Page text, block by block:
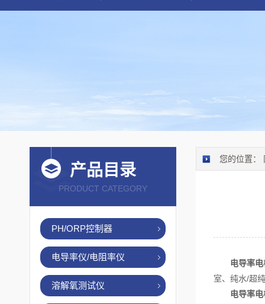
产品目录
PRODUCT CATEGORY
PH/ORP控制器
电导率仪/电阻率仪
溶解氧测试仪
您的位置：
电导率电
室、纯水/超
电导率电